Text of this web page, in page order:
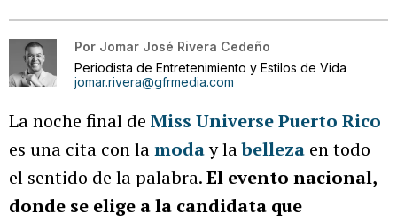
Por Jomar José Rivera Cedeño
Periodista de Entretenimiento y Estilos de Vida
jomar.rivera@gfrmedia.com
La noche final de Miss Universe Puerto Rico
es una cita con lamoday labelleza en todo
el sentido de la palabra.El evento nacional,
donde se elige a la candidata que